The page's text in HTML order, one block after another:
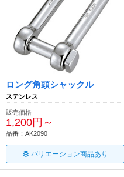
ロング角頭シャックル
ステンレス
販売価格
1,200円～
品番：AK2090
バリエーション商品あり